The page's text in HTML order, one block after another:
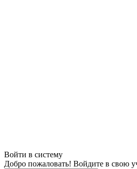
Войти в систему
Добро пожаловать! Войдите в свою